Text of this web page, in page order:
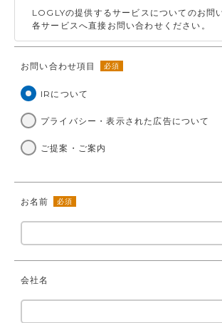
採用情報
IR
お問い合わせ
LOGLYの提供するサービスについてのお問
各サービスへ直接お問い合わせください。
お問い合わせ項目 必須
IRについて
プライバシー・表示された広告について
ご提案・ご案内
お名前 必須
会社名